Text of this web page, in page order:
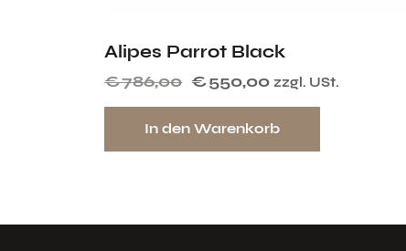
Alipes Parrot Black
€786,00 €550,00 zzgl. USt.
In den Warenkorb